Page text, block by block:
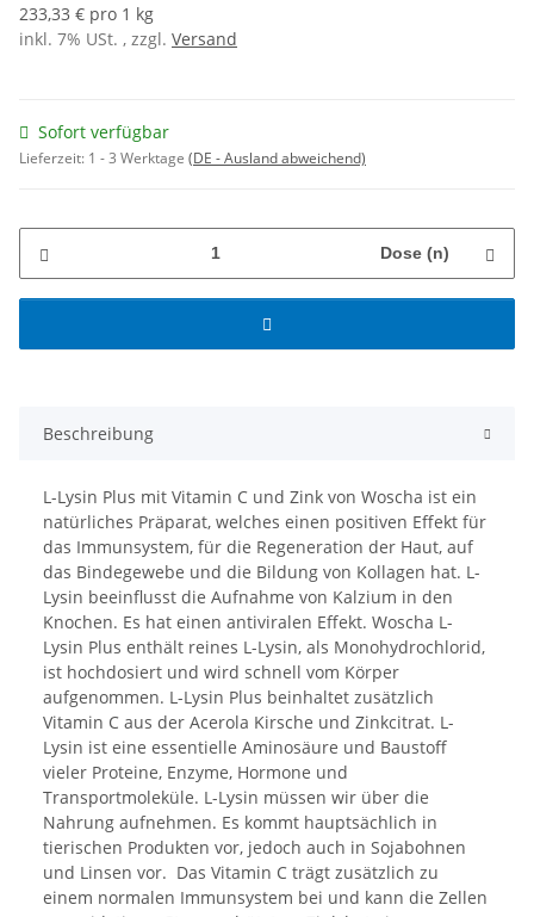
233,33 € pro 1 kg
inkl. 7% USt. , zzgl. Versand
Sofort verfügbar
Lieferzeit: 1 - 3 Werktage (DE - Ausland abweichend)
Dose (n)
Beschreibung
L-Lysin Plus mit Vitamin C und Zink von Woscha ist ein
natürliches Präparat, welches einen positiven Effekt für
das Immunsystem, für die Regeneration der Haut, auf
das Bindegewebe und die Bildung von Kollagen hat. L-
Lysin beeinflusst die Aufnahme von Kalzium in den
Knochen. Es hat einen antiviralen Effekt. Woscha L-
Lysin Plus enthält reines L-Lysin, als Monohydrochlorid,
ist hochdosiert und wird schnell vom Körper
aufgenommen. L-Lysin Plus beinhaltet zusätzlich
Vitamin C aus der Acerola Kirsche und Zinkcitrat. L-
Lysin ist eine essentielle Aminosäure und Baustoff
vieler Proteine, Enzyme, Hormone und
Transportmoleküle. L-Lysin müssen wir über die
Nahrung aufnehmen. Es kommt hauptsächlich in
tierischen Produkten vor, jedoch auch in Sojabohnen
und Linsen vor. Das Vitamin C trägt zusätzlich zu
einem normalen Immunsystem bei und kann die Zellen